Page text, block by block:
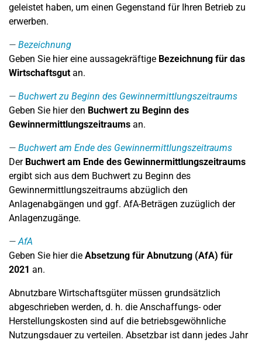
geleistet haben, um einen Gegenstand für Ihren Betrieb zu
erwerben.
Bezeichnung
Geben Sie hier eine aussagekräftige Bezeichnung für das
Wirtschaftsgutan.
Buchwert zu Beginn des Gewinnermittlungszeitraums
Geben Sie hier den Buchwert zu Beginn des
Gewinnermittlungszeitraums an.
Buchwert am Ende des Gewinnermittlungszeitraums
Der Buchwert am Ende des Gewinnermittlungszeitraums
ergibt sich aus dem Buchwert zu Beginn des
Gewinnermittlungszeitraums abzüglich den
Anlagenabgängen und ggf. AfA-Beträgen zuzüglich der
Anlagenzugänge.
AfA
Geben Sie hier die Absetzung für Abnutzung (AfA) für
2021 an.
Abnutzbare Wirtschaftsgüter müssen grundsätzlich
abgeschrieben werden, d. h. die Anschaffungs- oder
Herstellungskosten sind auf die betriebsgewöhnliche
Nutzungsdauer zu verteilen. Absetzbar ist dann jedes Jahr